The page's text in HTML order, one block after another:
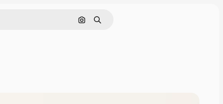
Cerca per immagine
Ricerca